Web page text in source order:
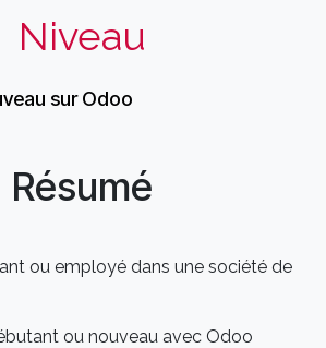
Niveau
sur Odoo
Résumé
ou employé dans une société de
ou nouveau avec Odoo